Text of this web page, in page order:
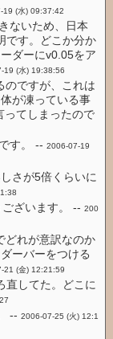
19 (水) 09:37:42
ないため、日本
です。どこか分か
ダーにv0.05をア
19 (水) 19:38:56
のですが、これは
が凍っている事
ってしまったので
す。 --2006-07-19
さが5倍くらいに
ざいます。 --200
どれが意訳なのか
ーバーをつける
21 (金) 12:21:59
直してた。どこに
--2006-07-25 (火) 12:1